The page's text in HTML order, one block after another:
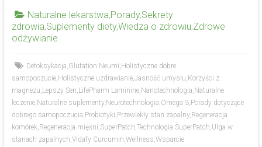
Naturalne lekarstwa,Porady,Sekrety
zdrowia,Suplementy diety,Wiedza o zdrowiu,Zdrowe
odżywianie
Detoksykacja,Glutation Neumi, Holistyczne dobre
samopoczucie, Holistyczne uzdrawianie,Jasność umysłu, Korzyści z
magnezu, Lepszy Sen, LifePharm Laminine, Nanotechnologia, Naturalne
leczenie, Naturalne suplementy, Neurotechnologia,Omega 3, Porady dotyczące
dobrego samopoczucia, Probiotyki, Przewlekły stan zapalny, Regeneracja
komórek, Regeneracja mięśni,SuperPatch,Technologia SuperPatch,Ulga w
stanach zapalnych,Vidafy Curcumin,Wellness,Wsparcie